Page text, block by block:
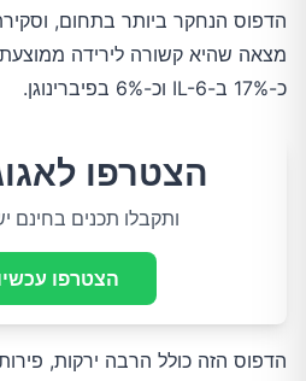
הדפוס הנחקר ביותר בתחום,
כ-17% ב-IL-6 וכ-6% בפיברינוגן.
הצטרפו
ותקבלו תכנים בחינם
הצטרפו
הדפוס הזה כולל הרבה ירקות,